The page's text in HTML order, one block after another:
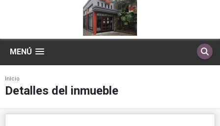
MENÚ
Inicio
Detalles del inmueble